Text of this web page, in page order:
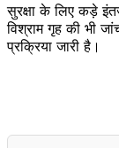
सुरक्षा के लिए कड़े
विश्राम गृह की भी
प्रक्रिया जारी है।